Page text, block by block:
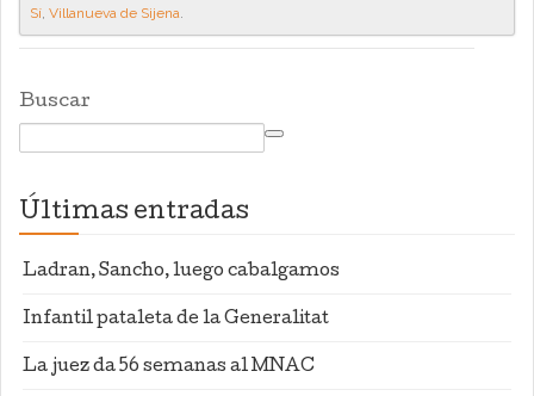
Sí, Villanueva de Sijena.
Buscar
Últimas entradas
Ladran, Sancho, luego cabalgamos
Infantil pataleta de la Generalitat
La juez da 56 semanas al MNAC